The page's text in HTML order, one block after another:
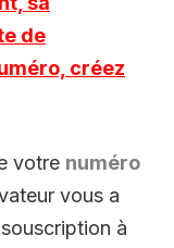
de
créez
votre numéro
vous a
à